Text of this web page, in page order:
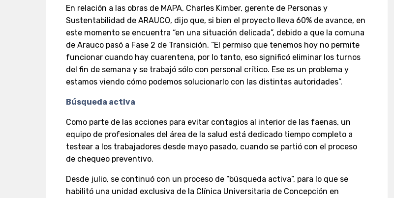
En relación a las obras de MAPA, Charles Kimber, gerente de Personas y
Sustentabilidad de ARAUCO, dijo que, si bien el proyecto lleva 60% de avance, en
este momento se encuentra “en una situación delicada”, debido a que la comuna
de Arauco pasó a Fase 2 de Transición. “El permiso que tenemos hoy no permite
funcionar cuando hay cuarentena, por lo tanto, eso significó eliminar los turnos
del fin de semana y se trabajó sólo con personal crítico. Ese es un problema y
estamos viendo cómo podemos solucionarlo con las distintas autoridades”.
Búsqueda activa
Como parte de las acciones para evitar contagios al interior de las faenas, un
equipo de profesionales del área de la salud está dedicado tiempo completo a
testear a los trabajadores desde mayo pasado, cuando se partió con el proceso
de chequeo preventivo.
Desde julio, se continuó con un proceso de “búsqueda activa”, para lo que se
habilitó una unidad exclusiva de la Clínica Universitaria de Concepción en